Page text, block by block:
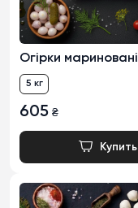
Огірки мариновані
5 кг
605 ₴